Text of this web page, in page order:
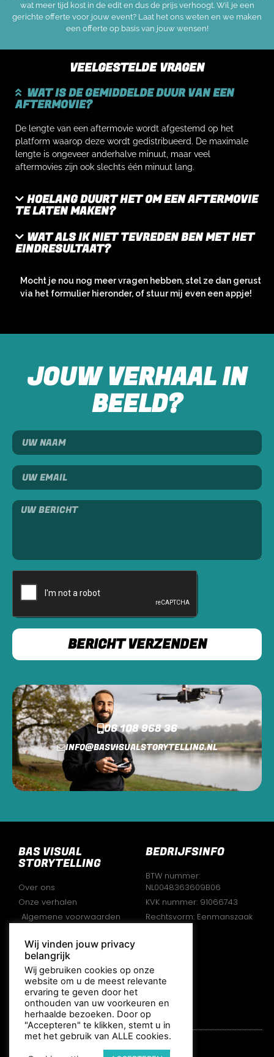
wat meer tijd kost in de edit en dus de prijs verhoogt. Wil je een
gerichte offerte voor jouw event? Laat het ons weten en we maken
een offerte op basis van jouw wensen!
VEELGESTELDE VRAGEN
WAT IS DE GEMIDDELDE DUUR VAN EEN
AFTERMOVIE?
De lengte van een aftermovie wordt afgestemd op het
platform waarop deze wordt gedistribueerd. De maximale
lengte is ongeveer anderhalve minuut, maar veel
aftermovies zijn ook slechts één minuut lang.
HOELANG DUURT HET OM EEN AFTERMOVIE
TE LATEN MAKEN?
WAT ALS IK NIET TEVREDEN BEN MET HET
EINDRESULTAAT?
Mocht je nou nog meer vragen hebben, stel ze dan gerust
via het formulier hieronder, of stuur mij even een appje!
JOUW VERHAAL IN
BEELD?
BERICHT VERZENDEN
06 108 968 36
INFO@BASVISUALSTORYTELLING.NL
BAS VISUAL
STORYTELLING
Over ons
Onze verhalen
Algemene voorwaarden
Privacy verklaring
BEDRIJFSINFO
BTW nummer:
NL0048363609B06
KVK nummer: 91066743
Rechtsvorm: Eenmanszaak
VOLG ONS
© All rights
Wij vinden jouw privacy
belangrijk
Wij gebruiken cookies op onze
website om u de meest relevante
ervaring te geven door het
onthouden van uw voorkeuren en
herhaalde bezoeken. Door op
"Accepteren" te klikken, stemt u in
met het gebruik van ALLE cookies.